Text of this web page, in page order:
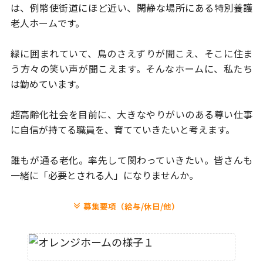
は、例幣使街道にほど近い、閑静な場所にある特別養護
老人ホームです。
緑に囲まれていて、鳥のさえずりが聞こえ、そこに住ま
う方々の笑い声が聞こえます。そんなホームに、私たち
は勤めています。
超高齢化社会を目前に、大きなやりがいのある尊い仕事
に自信が持てる職員を、育てていきたいと考えます。
誰もが通る老化。率先して関わっていきたい。皆さんも
一緒に「必要とされる人」になりませんか。
募集要項（給与/休日/他）